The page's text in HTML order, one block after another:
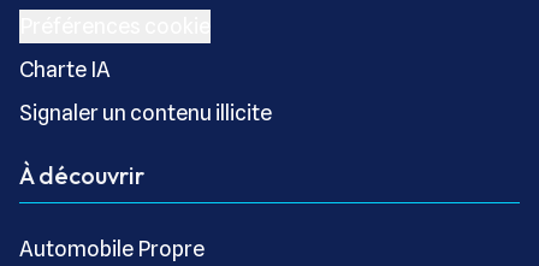
Charte IA
Signaler un contenu illicite
À découvrir
Automobile Propre